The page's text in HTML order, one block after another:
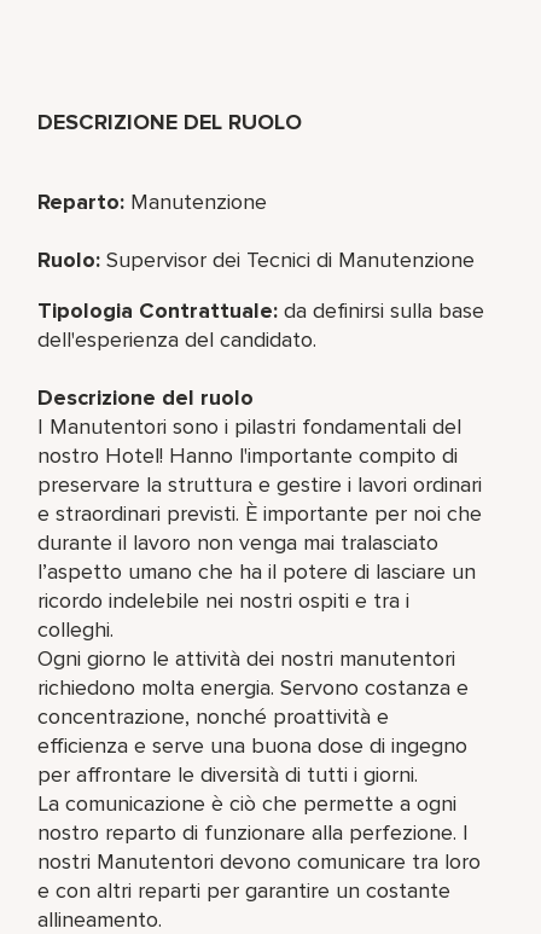
DESCRIZIONE DEL RUOLO
Reparto: Manutenzione
Ruolo: Supervisor dei Tecnici di Manutenzione
Tipologia Contrattuale:da definirsi sulla base
dell'esperienza del candidato.
Descrizione del ruolo
I Manutentori sono i pilastri fondamentali del
nostro Hotel! Hanno l'importante compito di
preservare la struttura e gestire i lavori ordinari
e straordinari previsti. È importante per noi che
durante il lavoro non venga mai tralasciato
l’aspetto umano che ha il potere di lasciare un
ricordo indelebile nei nostri ospiti e tra i
colleghi.
Ogni giorno le attività dei nostri manutentori
richiedono molta energia. Servono costanza e
concentrazione, nonché proattività e
efficienza e serve una buona dose di ingegno
per affrontare le diversità di tutti i giorni.
La comunicazione è ciò che permette a ogni
nostro reparto di funzionare alla perfezione. I
nostri Manutentori devono comunicare tra loro
e con altri reparti per garantire un costante
allineamento.